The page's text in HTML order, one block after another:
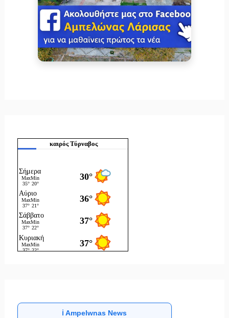
καιρός Τύρναβος
ℹ️ Ampelwnas News